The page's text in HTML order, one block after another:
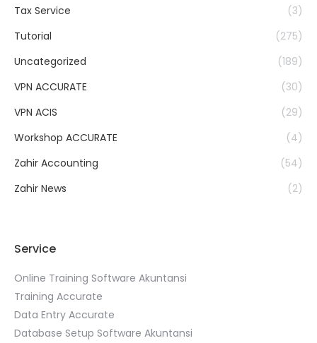
Tax Service
(3)
Tutorial
(275)
Uncategorized
(189)
VPN ACCURATE
(30)
VPN ACIS
(29)
Workshop ACCURATE
(4)
Zahir Accounting
(54)
Zahir News
(2)
Service
Online Training Software Akuntansi
Training Accurate
Data Entry Accurate
Database Setup Software Akuntansi